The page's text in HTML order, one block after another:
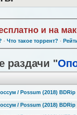
и на
· Что такое торрент? ·
раздачи "
/ Possum (2018) BDRip
/ Possum (2018) BDRip